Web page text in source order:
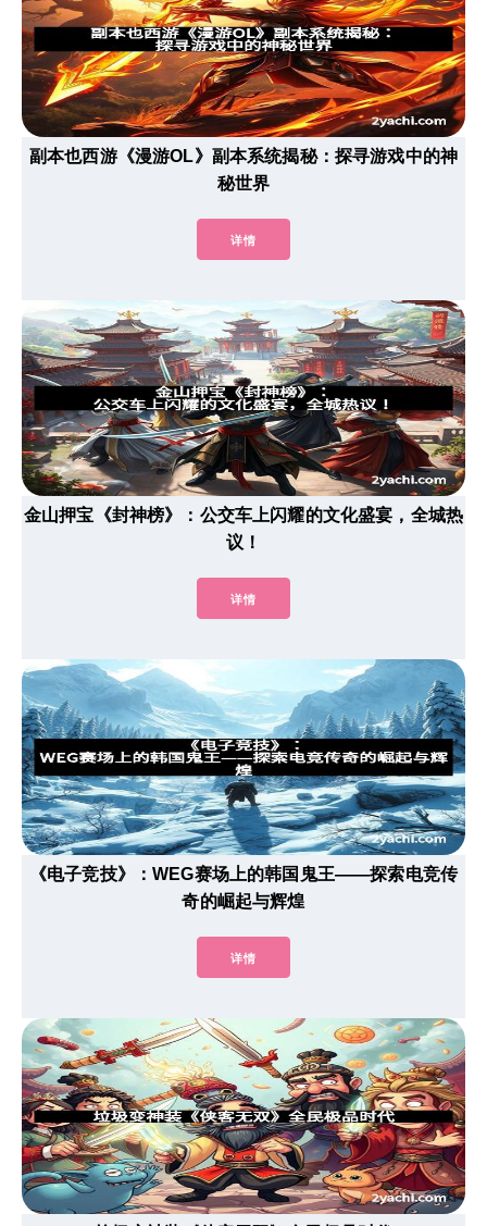
副本也西游《漫游OL》副本系统揭秘：探寻游戏中的神
秘世界
详情
金山押宝《封神榜》：公交车上闪耀的文化盛宴，全城热
议！
详情
《电子竞技》：WEG赛场上的韩国鬼王——探索电竞传
奇的崛起与辉煌
详情